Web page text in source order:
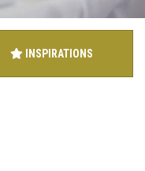
INSPIRATIONS